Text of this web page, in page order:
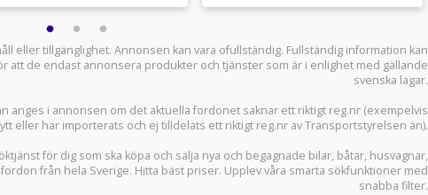
eller tillgänglighet. Annonsen kan vara ofullständig. Fullständig information kan
att de endast annonsera produkter och tjänster som är i enlighet med gällande
svenska lagar.
anges i annonsen om det aktuella fordonet saknar ett riktigt reg.nr (exempelvis
eller har importerats och ej tilldelats ett riktigt reg.nr av Transportstyrelsen än).
för dig som ska köpa och sälja nya och begagnade bilar, båtar, husvagnar,
från hela Sverige. Hitta bäst priser. Upplev våra smarta sökfunktioner med
snabba filter.